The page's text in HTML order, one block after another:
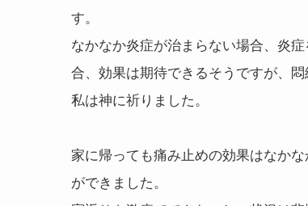
す。
なかなか炎症が治まらない場合、炎
合、効果は期待できるそうですが、悶
私は神に祈りました。
家に帰っても痛み止めの効果はなか
ができました。